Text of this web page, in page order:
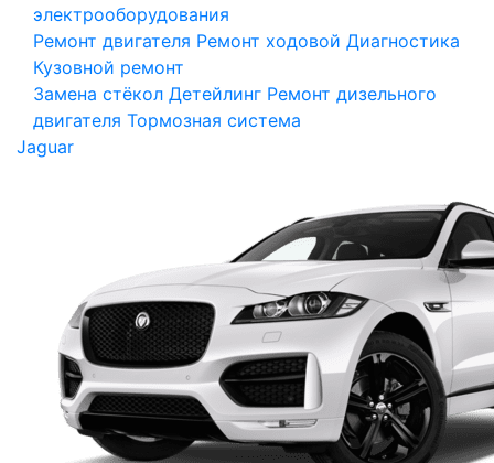
электрооборудования
Ремонт двигателя Ремонт ходовой Диагностика
Кузовной ремонт
Замена стёкол Детейлинг Ремонт дизельного
двигателя Тормозная система
Jaguar